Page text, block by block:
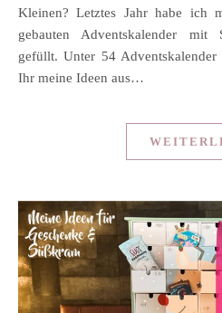
Kleinen? Letztes Jahr habe ich
gebauten Adventskalender mit
gefüllt. Unter 54
Ihr meine Ideen aus…